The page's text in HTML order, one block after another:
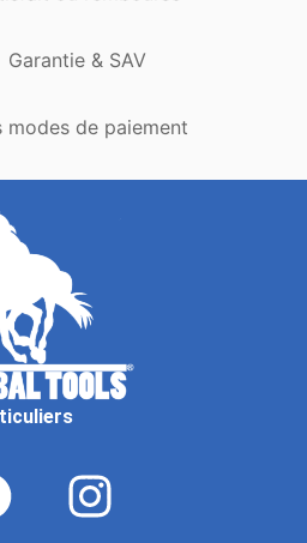
Garantie & SAV
modes de paiement